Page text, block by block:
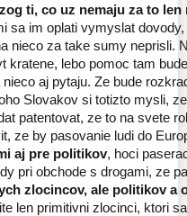
ti, co uz nemaju za to len
sa im oplati vymyslat
nieco za take sumy neprisli.
kratene, lebo pomoc tam
aj pytaju. Ze bude
Slovakov si totizto mysli,
patentovat, ze to na svete
ze by pasovanie ludi do
aj pre politikov, hoci
pri obchode s drogami, ze
zlocincov, ale politikov a
len primitivni zlocinci, ktori